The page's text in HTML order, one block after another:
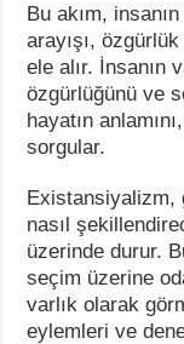
Bu akım,
arayışı,
ele alır. İnsanın
özgürlüğünü ve
hayatın
sorgular.
Existansiyalizm,
nasıl
üzerinde durur.
seçim üzerine
varlık olarak
eylemleri ve